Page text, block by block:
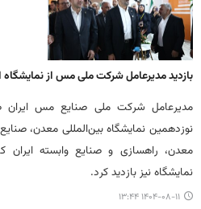
بازدید مدیرعامل شرکت ملی مس از نمایشگاه
مدیرعامل شرکت ملی صنایع مس
نوزدهمین نمایشگاه بین‌المللی معدن،
نمایشگاه نیز بازدید کرد.
۱۴۰۴-۰۸-۱۱ ۱۳:۴۴